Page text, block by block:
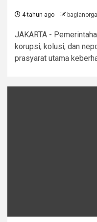
4 tahun ago
JAKARTA -
korupsi, kolusi, dan
prasyarat utama